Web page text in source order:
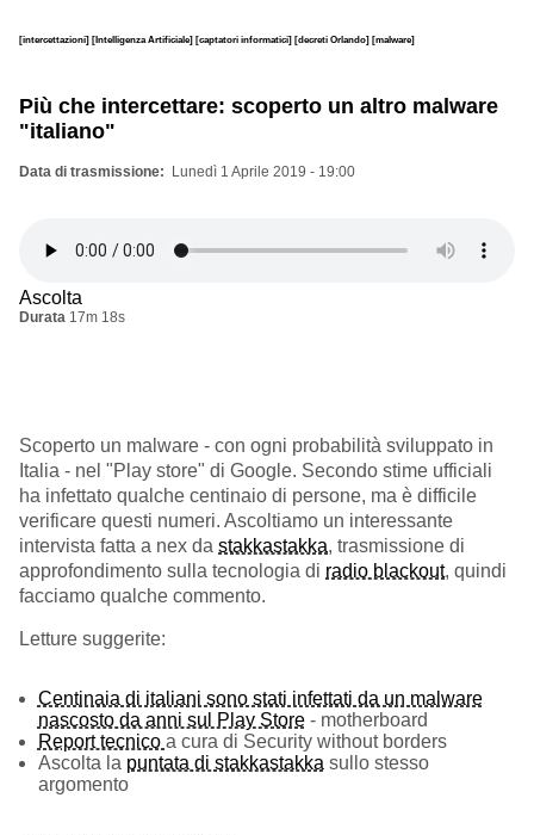
[intercettazioni] [Intelligenza Artificiale] [captatori informatici] [decreti Orlando] [malware]
Più che intercettare: scoperto un altro malware
"italiano"
Data di trasmissione Lunedì 1 Aprile 2019 - 19:00
Ascolta
Durata 17m 18s
Scoperto un malware - con ogni probabilità sviluppato in
Italia - nel "Play store" di Google. Secondo stime ufficiali
ha infettato qualche centinaio di persone, ma è difficile
verificare questi numeri. Ascoltiamo un interessante
intervista fatta a nex da stakkastakka, trasmissione di
approfondimento sulla tecnologia di radio blackout, quindi
facciamo qualche commento.
Letture suggerite:
Centinaia di italiani sono stati infettati da un malware
nascosto da anni sul Play Store- motherboard
Report tecnico a cura di Security without borders
Ascolta la puntata di stakkastakka sullo stesso
argomento